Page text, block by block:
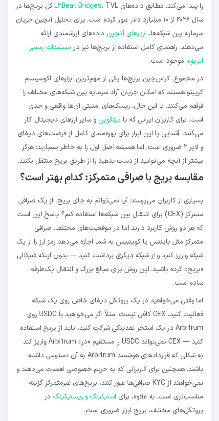
را پیدا می‌کند. مطابق داده‌های
L2Beat Bridges، TVL کل بریج‌ها در
سال ۲۰۲۶ از ۱۰ میلیارد دلار عبور کرده است. برای تحلیل آنچین جریان
سرمایه بین شبکه‌ها، ابزارهای آنچین داده‌های ارزشمندی ارائه
می‌دهند. راهنمای کامل استفاده از بریج‌ها نیز در مستندات رسمی
اتریوم موجود است.
در مجموع، کراس‌چین بریج‌ها یکی از مهم‌ترین ابزارهای اکوسیستم
کریپتو هستند که امکان جریان آزاد سرمایه بین شبکه‌های مختلف را
فراهم می‌کنند. با این حال، ریسک‌های امنیتی آن‌ها واقعی و جدی
است. برای کاربران ایرانی که با بیتکوین و سایر ارزهای دیجیتال کار
می‌کنند، آشنایی با این ابزار برای بهره‌مندی کامل از فرصت‌های دیفای
و لایر ۲ ضروری است. اما همیشه اصل اول را به خاطر بسپارید: هرگز
بیشتر از آنچه می‌توانید از دست بدهید را از طریق بریج منتقل نکنید.
مقایسه بریج با صرافی متمرکز: کدام بهتر است؟
بسیاری از کاربران می‌پرسند: آیا نمی‌توانم به جای بریج، از یک صرافی
متمرکز (CEX) برای انتقال بین شبکه‌ها استفاده کنم؟ پاسخ این است
که هر دو روش کاربرد دارند اما در موقعیت‌های مختلف. صرافی
متمرکز مثل بایننس یا کوینبیس به شما اجازه می‌دهد رمز ارز را از یک
شبکه واریز کنید و از شبکه دیگری برداشت کنید — بدون اینکه فنیکالی
«بریج» کرده باشید. این روش برای مبالغ بزرگ و انتقال یک‌طرفه
ساده است.
اما وقتی می‌خواهید در یک پروتکل دیفای خاص روی یک شبکه
فعالیت کنید، CEX کافی نیست. مثلاً اگر می‌خواهید با USDC روی
Arbitrum در یک استخر نقدینگی شرکت کنید، باید از بریج استفاده
کنید — CEX نمی‌تواند USDC را مستقیم «در» Arbitrum واریز کند
به شکلی که قراردادهای هوشمند Arbitrum به آن دسترسی داشته
باشند. همچنین برای کاربرانی که به حریم خصوصی اهمیت می‌دهند و
نمی‌خواهند از KYC صرافی‌ها عبور کنند، بریج‌های غیرمتمرکز گزینه
مناسب‌تری است. به علاوه، برای استیکینگ و ریستیکینگ در
پروتکل‌های مختلف، بریج ابزار ضروری است.